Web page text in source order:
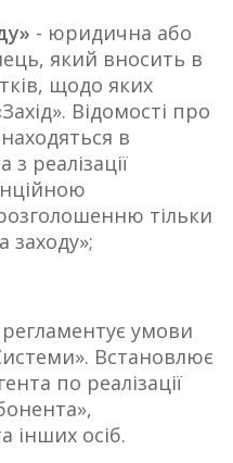
- юридична або
який вносить в
щодо яких
Відомості про
в
реалізації
тільки
заходу»;
умови
Встановлює
по реалізації
інших осіб.